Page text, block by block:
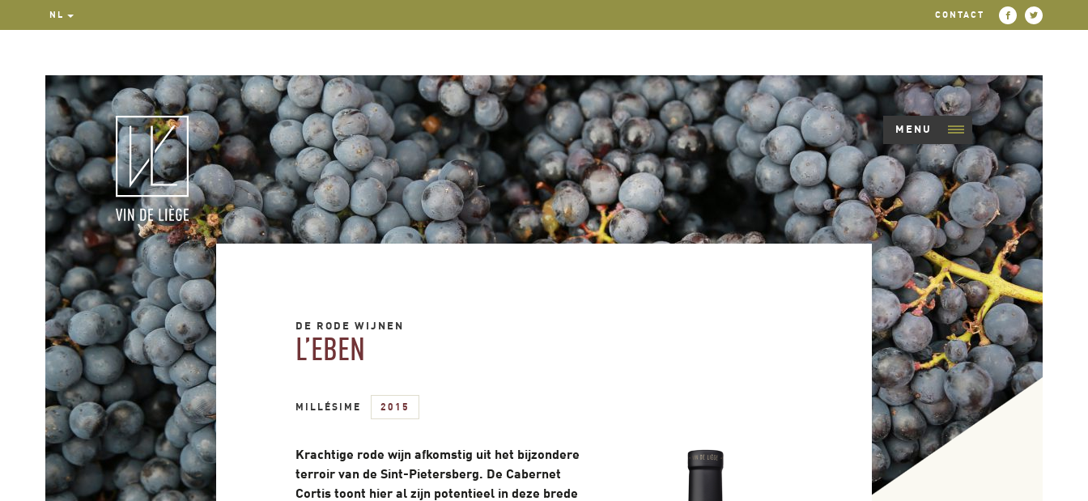
NL CONTACT
MENU
DE RODE WIJNEN
L’EBEN
MILLÉSIME 2015
Krachtige rode wijn afkomstig uit het bijzondere
terroir van de Sint-Pietersberg. De Cabernet
Cortis toont hier al zijn potentieel in deze brede